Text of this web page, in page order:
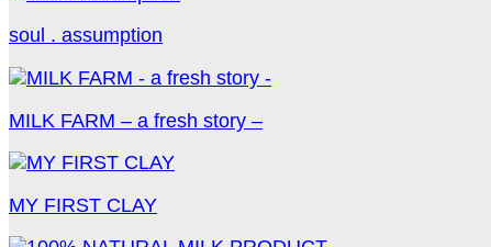
soul . assumption
MILK FARM – a fresh story –
MY FIRST CLAY